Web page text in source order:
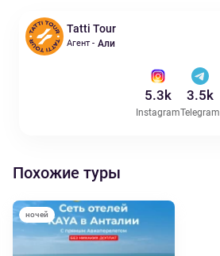
Tatti Tour
Агент - Али
5.3k
Instagram
3.5k
Telegram
Похожие туры
ночей